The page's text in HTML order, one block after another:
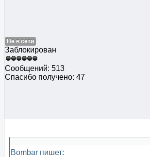
Не в сети
Заблокирован
Сообщений: 513
Спасибо получено: 47
Bombar пишет: